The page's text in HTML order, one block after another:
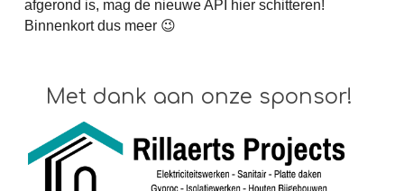
afgerond is, mag de nieuwe API hier schitteren!
Binnenkort dus meer 😉
Met dank aan onze sponsor!